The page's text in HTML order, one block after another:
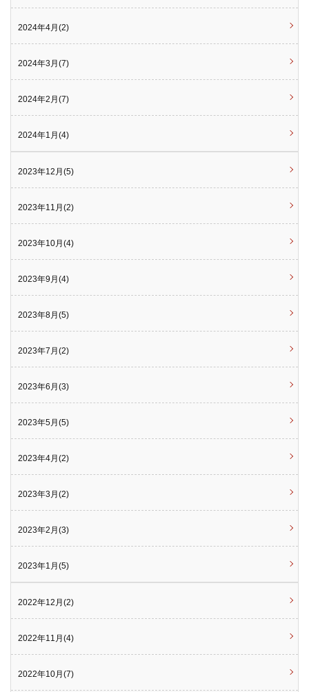
2024年4月(2)
2024年3月(7)
2024年2月(7)
2024年1月(4)
2023年12月(5)
2023年11月(2)
2023年10月(4)
2023年9月(4)
2023年8月(5)
2023年7月(2)
2023年6月(3)
2023年5月(5)
2023年4月(2)
2023年3月(2)
2023年2月(3)
2023年1月(5)
2022年12月(2)
2022年11月(4)
2022年10月(7)